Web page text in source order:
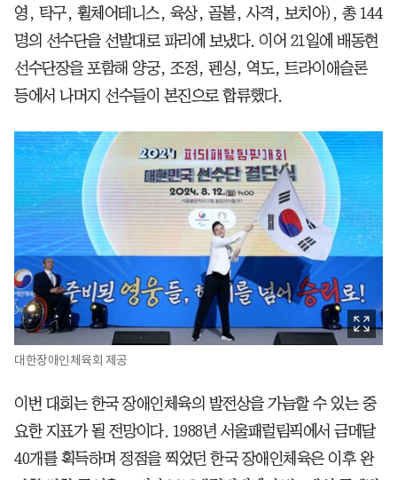
영, 탁구, 휠체어테니스, 육상, 골볼, 사격, 보치아), 총 144
명의 선수단을 선발대로 파리에 보냈다. 이어 21일에 배동현
선수단장을 포함해 양궁, 조정, 펜싱, 역도, 트라이애슬론
등에서 나머지 선수들이 본진으로 합류했다.
대한장애인체육회 제공
이번 대회는 한국 장애인체육의 발전상을 가늠할 수 있는 중
요한 지표가 될 전망이다. 1988년 서울패럴림픽에서 금메달
40개를 획득하며 정점을 찍었던 한국 장애인체육은 이후 완